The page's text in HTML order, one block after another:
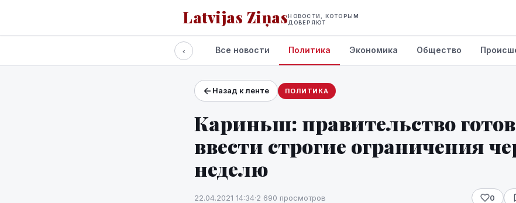
Latvijas ZiņasНОВОСТИ, КОТОРЫМ
ДОВЕРЯЮТ
Проекты и сервисы
‹ Все новости Политика Экономика Общество
Назад к ленте ПОЛИТИКА
Кариньш: правительство
ввести строгие ограничения
неделю
22.04.2021 14:34·2 690 просмотров 0